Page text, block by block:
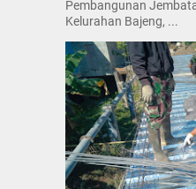
Pembangunan
Kelurahan Bajeng, ...